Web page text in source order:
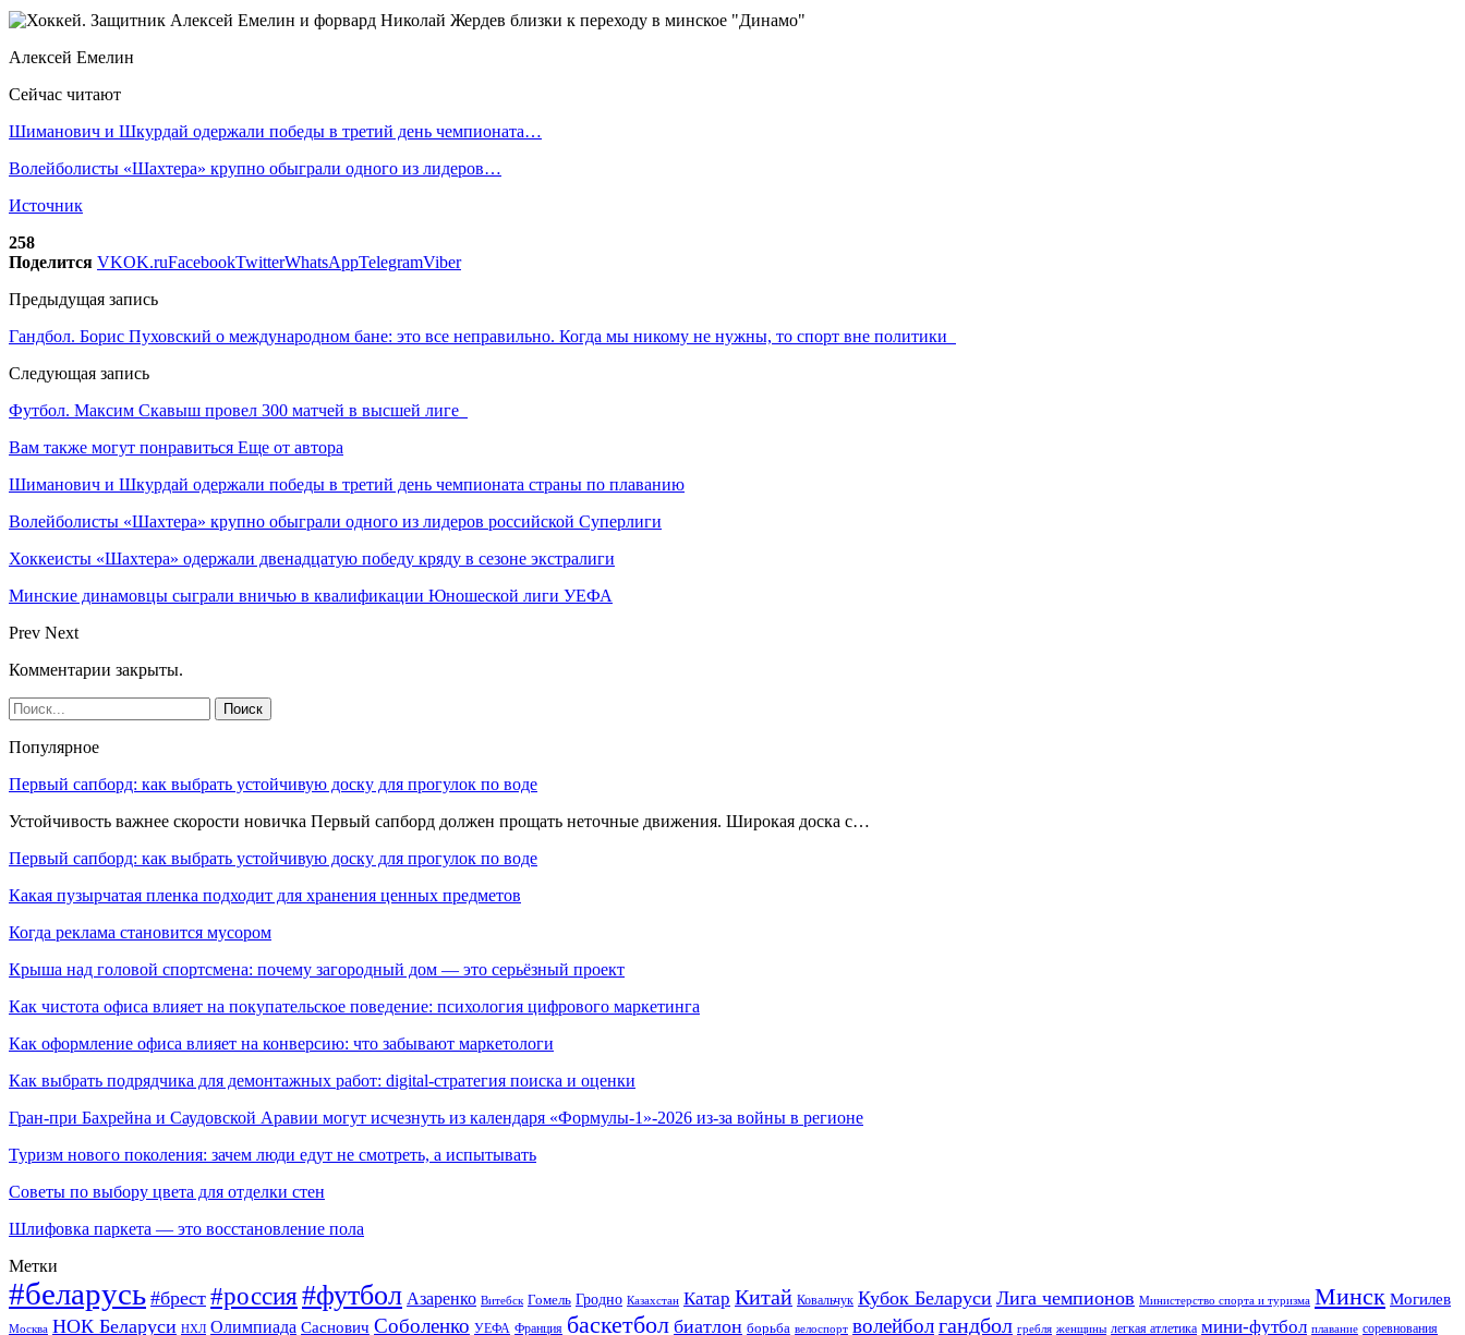
Алексей Емелин
Сейчас читают
Шиманович и Шкурдай одержали победы в третий день чемпионата…
Волейболисты «Шахтера» крупно обыграли одного из лидеров…
Источник
258
Поделится VKOK.ruFacebookTwitterWhatsAppTelegramViber
Предыдущая запись
Гандбол. Борис Пуховский о международном бане: это все неправильно. Когда мы никому не нужны, то спорт вне политики
Следующая запись
Футбол. Максим Скавыш провел 300 матчей в высшей лиге
Вам также могут понравиться Еще от автора
Шиманович и Шкурдай одержали победы в третий день чемпионата страны по плаванию
Волейболисты «Шахтера» крупно обыграли одного из лидеров российской Суперлиги
Хоккеисты «Шахтера» одержали двенадцатую победу кряду в сезоне экстралиги
Минские динамовцы сыграли вничью в квалификации Юношеской лиги УЕФА
Prev Next
Комментарии закрыты.
Популярное
Первый сапборд: как выбрать устойчивую доску для прогулок по воде
Устойчивость важнее скорости новичка Первый сапборд должен прощать неточные движения. Широкая доска с…
Первый сапборд: как выбрать устойчивую доску для прогулок по воде
Какая пузырчатая пленка подходит для хранения ценных предметов
Когда реклама становится мусором
Крыша над головой спортсмена: почему загородный дом — это серьёзный проект
Как чистота офиса влияет на покупательское поведение: психология цифрового маркетинга
Как оформление офиса влияет на конверсию: что забывают маркетологи
Как выбрать подрядчика для демонтажных работ: digital-стратегия поиска и оценки
Гран-при Бахрейна и Саудовской Аравии могут исчезнуть из календаря «Формулы-1»-2026 из-за войны в регионе
Туризм нового поколения: зачем люди едут не смотреть, а испытывать
Советы по выбору цвета для отделки стен
Шлифовка паркета — это восстановление пола
Метки
#беларусь #брест #россия#футбол Азаренко Витебск Гомель Гродно Казахстан Катар Китай Ковальчук Кубок Беларуси Лига чемпионов Министерство спорта и туризма Минск Могилев
Москва НОК Беларуси НХЛ Олимпиада Саснович Соболенко УЕФА Франция баскетбол биатлон борьба велоспорт волейболгандбол гребля женщины легкая атлетика мини-футбол плавание соревнования